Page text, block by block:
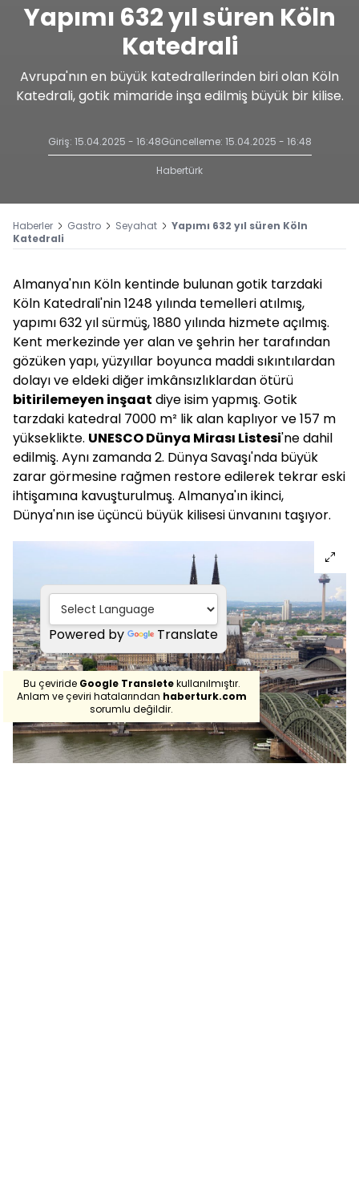
Yapımı 632 yıl süren Köln
Katedrali
Avrupa'nın en büyük katedrallerinden biri olan Köln
Katedrali, gotik mimaride inşa edilmiş büyük bir kilise.
Giriş: 15.04.2025 - 16:48Güncelleme: 15.04.2025 - 16:48
Habertürk
Haberler Gastro Seyahat
Yapımı 632 yıl süren Köln
Katedrali
Almanya'nın Köln kentinde bulunan gotik tarzdaki
Köln Katedrali'nin 1248 yılında temelleri atılmış,
yapımı 632 yıl sürmüş, 1880 yılında hizmete açılmış.
Kent merkezinde yer alan ve şehrin her tarafından
gözüken yapı, yüzyıllar boyunca maddi sıkıntılardan
dolayı ve eldeki diğer imkânsızlıklardan ötürü
bitirilemeyen inşaat diye isim yapmış. Gotik
tarzdaki katedral 7000 m² lik alan kaplıyor ve 157 m
yükseklikte. UNESCO Dünya Mirası Listesi'ne dahil
edilmiş. Aynı zamanda 2. Dünya Savaşı'nda büyük
zarar görmesine rağmen restore edilerek tekrar eski
ihtişamına kavuşturulmuş. Almanya'ın ikinci,
Dünya'nın ise üçüncü büyük kilisesi ünvanını taşıyor.
Powered by Translate
Bu çeviride Google Transletekullanılmıştır.
Anlam ve çeviri hatalarından haberturk.com
sorumlu değildir.